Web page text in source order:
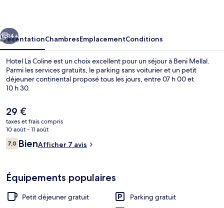
Suivant
14+
PrésentationChambresEmplacementConditions
Hotel La Coline est un choix excellent pour un séjour à Beni Mellal.
Parmi les services gratuits, le parking sans voiturier et un petit
déjeuner continental proposé tous les jours, entre 07 h 00 et
10 h 30.
Le
prix
actuel
est
de
29 €
taxes et frais compris
10 août - 11 août
Avis
voyageurs
7,07,0 sur 10
BienAfficher 7 avis
Équipements populaires
Petit déjeuner gratuit
Parking gratuit